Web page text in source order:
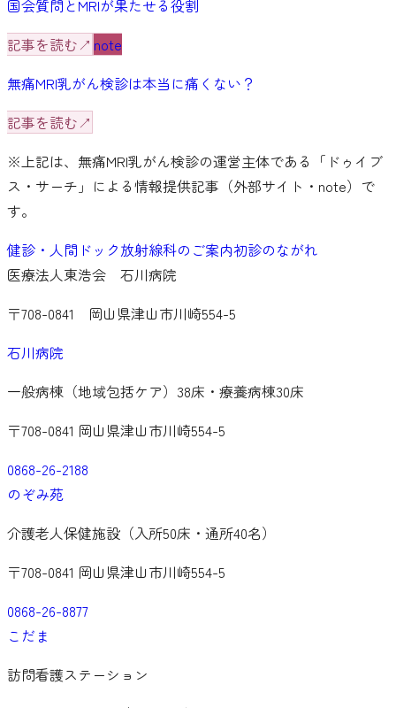
国会質問とMRIが果たせる役割
記事を読む↗ note
無痛MRI乳がん検診は本当に痛くない？
記事を読む↗
※上記は、無痛MRI乳がん検診の運営主体である「ドゥイブ
ス・サーチ」による情報提供記事（外部サイト・note）で
す。
健診・人間ドック放射線科のご案内初診のながれ
医療法人東浩会 石川病院
〒708-0841
岡山県津山市川崎554-5
石川病院
一般病棟（地域包括ケア）38床・療養病棟30床
〒708-0841 岡山県津山市川崎554-5
0868-26-2188
のぞみ苑
介護老人保健施設（入所50床・通所40名）
〒708-0841 岡山県津山市川崎554-5
0868-26-8877
こだま
訪問看護ステーション